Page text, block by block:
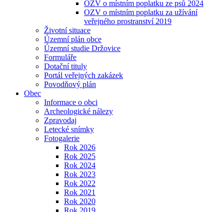
OZV o místním poplatku ze psů 2024
OZV o místním poplatku za užívání
veřejného prostranství 2019
Životní situace
Územní plán obce
Územní studie Držovice
Formuláře
Dotační tituly
Portál veřejných zakázek
Povodňový plán
Obec
Informace o obci
Archeologické nálezy
Zpravodaj
Letecké snímky
Fotogalerie
Rok 2026
Rok 2025
Rok 2024
Rok 2023
Rok 2022
Rok 2021
Rok 2020
Rok 2019